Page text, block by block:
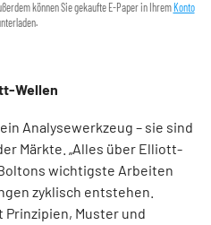
können Sie gekaufte E-Paper in Ihrem Konto
Wellen
Analysewerkzeug – sie sind
Märkte. „Alles über Elliott-
wichtigste Arbeiten
zyklisch entstehen.
Muster und